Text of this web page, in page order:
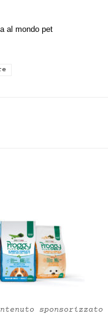
al mondo pet
sponsorizzato